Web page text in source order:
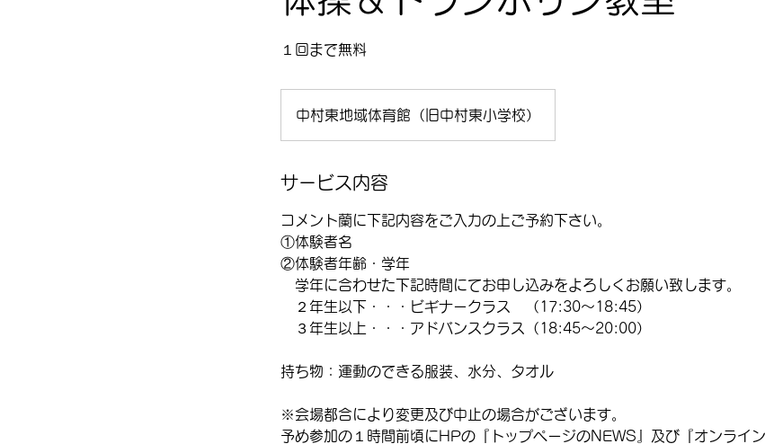
１回まで無料
中村東地域体育館（旧中村東小学校）
サービス内容
コメント蘭に下記内容をご入力の上ご予約下さい。
①体験者名
②体験者年齢・学年
学年に合わせた下記時間にてお申し込みをよろしくお願い致します。
２年生以下・・・ビギナークラス （17:30〜18:45）
３年生以上・・・アドバンスクラス（18:45〜20:00）
持ち物：運動のできる服装、水分、タオル
※会場都合により変更及び中止の場合がございます。
予め参加の１時間前頃にHPの『トップページのNEWS』及び『オンライ